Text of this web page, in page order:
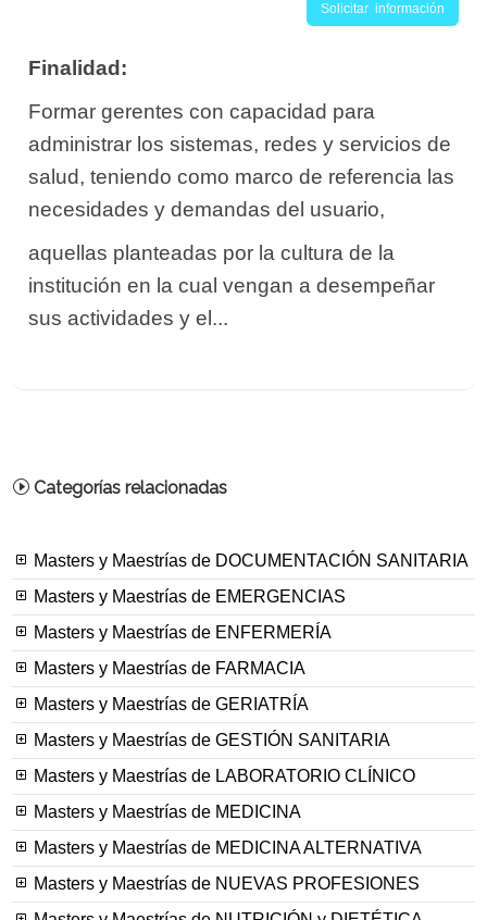
Solicitar información
Finalidad:
Formar gerentes con capacidad para
administrar los sistemas, redes y servicios de
salud, teniendo como marco de referencia las
necesidades y demandas del usuario,
aquellas planteadas por la cultura de la
institución en la cual vengan a desempeñar
sus actividades y el...
Categorías relacionadas
Masters y Maestrías de DOCUMENTACIÓN SANITARIA
Masters y Maestrías de EMERGENCIAS
Masters y Maestrías de ENFERMERÍA
Masters y Maestrías de FARMACIA
Masters y Maestrías de GERIATRÍA
Masters y Maestrías de GESTIÓN SANITARIA
Masters y Maestrías de LABORATORIO CLÍNICO
Masters y Maestrías de MEDICINA
Masters y Maestrías de MEDICINA ALTERNATIVA
Masters y Maestrías de NUEVAS PROFESIONES